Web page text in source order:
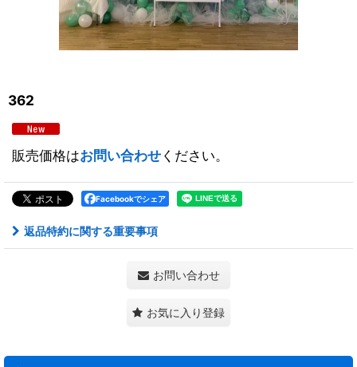
362
販売価格はお問い合わせください。
Facebookでシェア
返品特約に関する重要事項
お問い合わせ
お気に入り登録